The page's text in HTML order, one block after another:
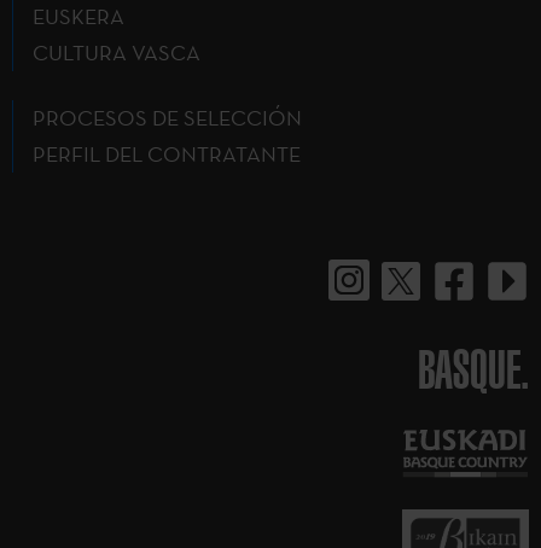
EUSKERA
CULTURA VASCA
PROCESOS DE SELECCIÓN
PERFIL DEL CONTRATANTE
BASQUE.